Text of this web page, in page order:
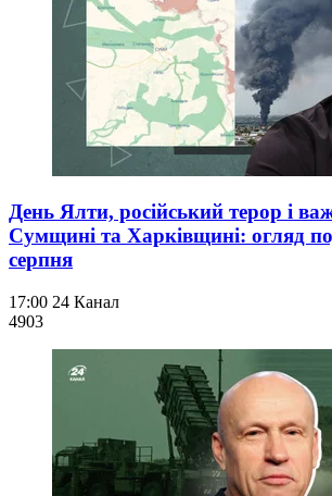
День Ялти, російський терор і
Сумщині та Харківщині: огляд
серпня
17:00 24 Канал
4903